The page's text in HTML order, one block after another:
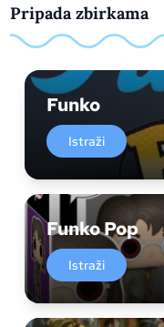
Pripada zbirkama
Funko
Istraži
Funko Pop
Istraži